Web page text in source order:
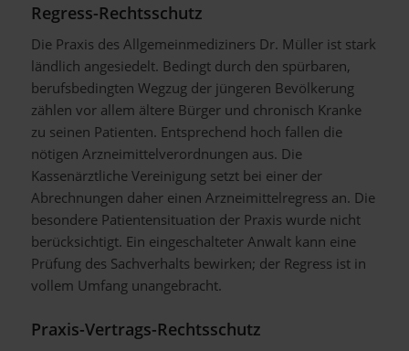
Regress-Rechtsschutz
Die Praxis des Allgemeinmediziners Dr. Müller ist stark
ländlich angesiedelt. Bedingt durch den spürbaren,
berufsbedingten Wegzug der jüngeren Bevölkerung
zählen vor allem ältere Bürger und chronisch Kranke
zu seinen Patienten. Entsprechend hoch fallen die
nötigen Arzneimittelverordnungen aus. Die
Kassenärztliche Vereinigung setzt bei einer der
Abrechnungen daher einen Arzneimittelregress an. Die
besondere Patientensituation der Praxis wurde nicht
berücksichtigt. Ein eingeschalteter Anwalt kann eine
Prüfung des Sachverhalts bewirken; der Regress ist in
vollem Umfang unangebracht.
Praxis-Vertrags-Rechtsschutz